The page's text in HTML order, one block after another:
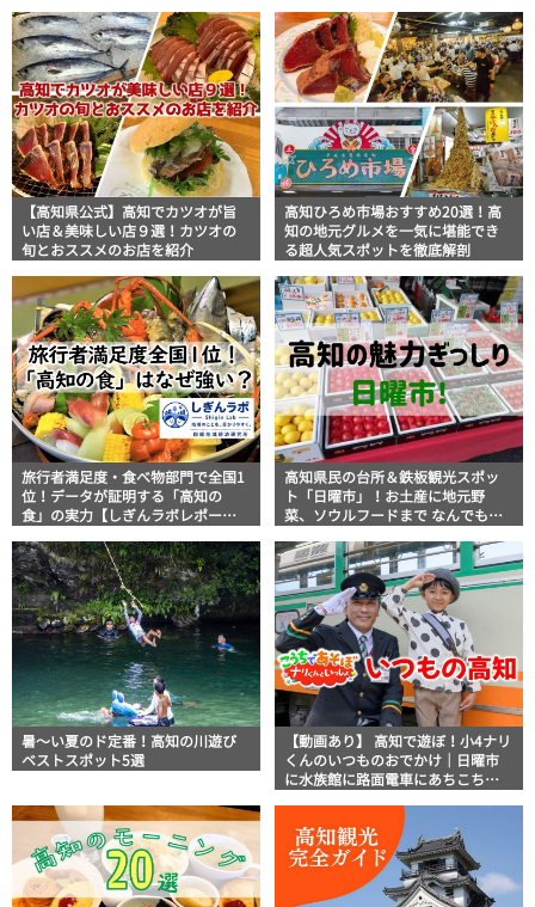
【高知県公式】高知でカツオが旨
い店＆美味しい店９選！カツオの
旬とおススメのお店を紹介
高知ひろめ市場おすすめ20選！高
知の地元グルメを一気に堪能でき
る超人気スポットを徹底解剖
旅行者満足度・食べ物部門で全国1
位！データが証明する「高知の
食」の実力【しぎんラボレポー
高知県民の台所＆鉄板観光スポッ
ト「日曜市」！お土産に地元野
菜、ソウルフードまで なんでもそ
説！
暑～い夏のド定番！高知の川遊び
ベストスポット5選
【動画あり】 高知で遊ぼ！小4ナリ
くんのいつものおでかけ｜日曜市
に水族館に路面電車にあちこち巡